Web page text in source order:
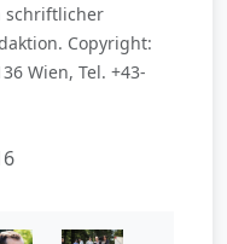
schriftlicher
Copyright:
Wien, Tel. +43-